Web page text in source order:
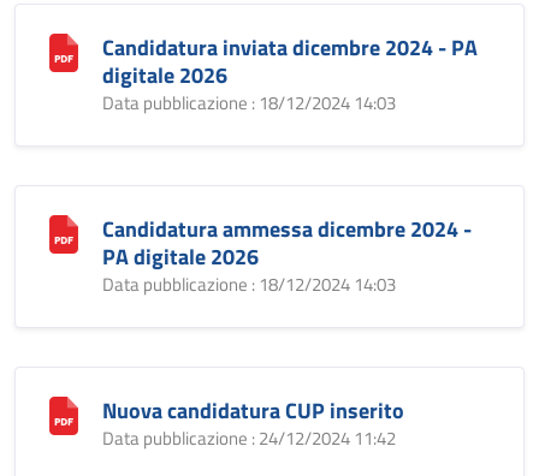
Candidatura inviata dicembre 2024 - PA
digitale 2026
Data pubblicazione : 18/12/2024 14:03
Candidatura ammessa dicembre 2024 -
PA digitale 2026
Data pubblicazione : 18/12/2024 14:03
Nuova candidatura CUP inserito
Data pubblicazione : 24/12/2024 11:42